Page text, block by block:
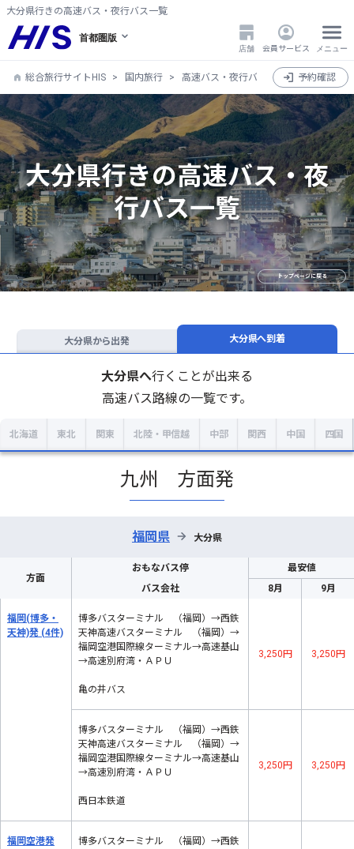
大分県行きの高速バス・夜行バス一覧
首都圏版
店舗 会員サービス メニュー
総合旅行サイトHIS 国内旅行 高速バス・夜行バス 全国 大分
予約確認
トップページに戻る
大分県行きの高速バス・夜
行バス一覧
大分県から出発 大分県へ到着
大分県へ行くことが出来る
高速バス路線の一覧です。
北海道 東北 関東 北陸・甲信越 中部 関西 中国 四国
九州 方面発
福岡県 → 大分県
方面
おもなバス停
最安値
バス会社
8月 9月
福岡(博多・
天神)発 (4件)
博多バスターミナル （福岡）→西鉄
天神高速バスターミナル （福岡）→
福岡空港国際線ターミナル→高速基山
→高速別府湾・ＡＰＵ
亀の井バス
3,250円 3,250円
博多バスターミナル （福岡）→西鉄
天神高速バスターミナル （福岡）→
福岡空港国際線ターミナル→高速基山
→高速別府湾・ＡＰＵ
西日本鉄道
3,250円 3,250円
福岡空港発
博多バスターミナル （福岡）→西鉄